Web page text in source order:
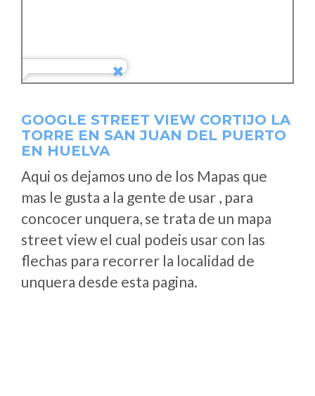
GOOGLE STREET VIEW CORTIJO LA
TORRE EN SAN JUAN DEL PUERTO
EN HUELVA
Aqui os dejamos uno de los Mapas que
mas le gusta a la gente de usar , para
concocer unquera, se trata de un mapa
street view el cual podeis usar con las
flechas para recorrer la localidad de
unquera desde esta pagina.